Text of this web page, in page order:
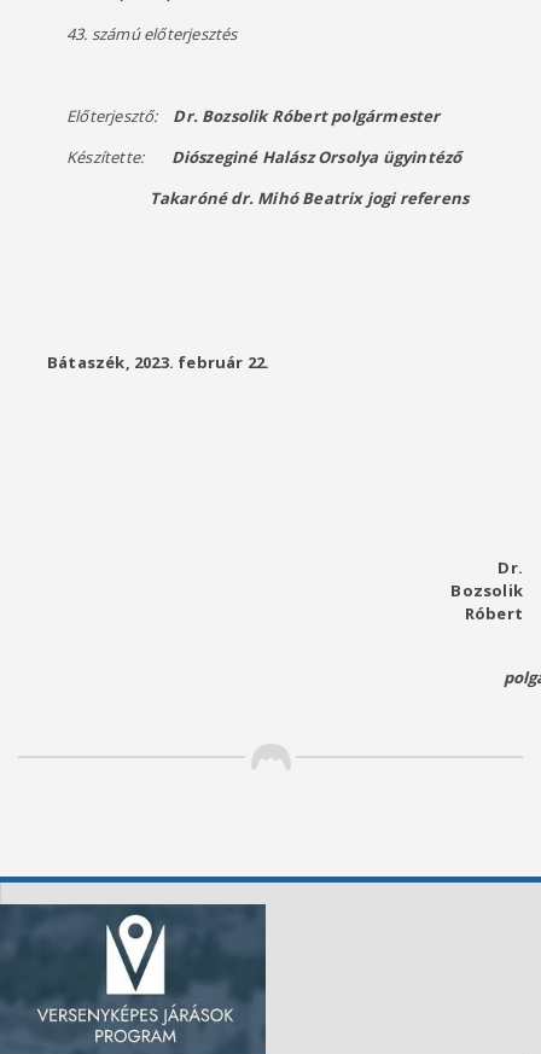
43. számú előterjesztés
Előterjesztő: Dr. Bozsolik Róbertpolgármester
Készítette:
Diószeginé Halász Orsolya ügyintéző
Takaróné dr. Mihó Beatrix jogi referens
Bátaszék, 2023. február 22.
Dr.
Bozsolik
Róbert